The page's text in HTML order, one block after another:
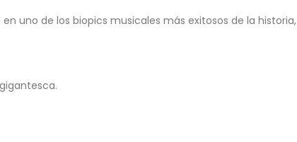
uno de los biopics musicales más exitosos de la historia,